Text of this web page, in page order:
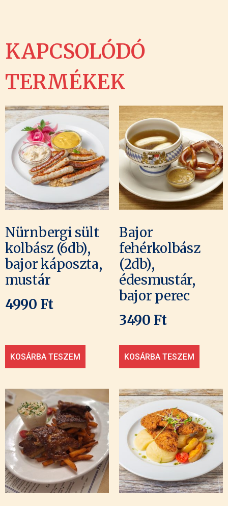
KAPCSOLÓDÓ
TERMÉKEK
Nürnbergi sült
kolbász (6db),
bajor káposzta,
mustár
4990 Ft
KOSÁRBA TESZEM
Bajor
fehérkolbász
(2db),
édesmustár,
bajor perec
3490 Ft
KOSÁRBA TESZEM